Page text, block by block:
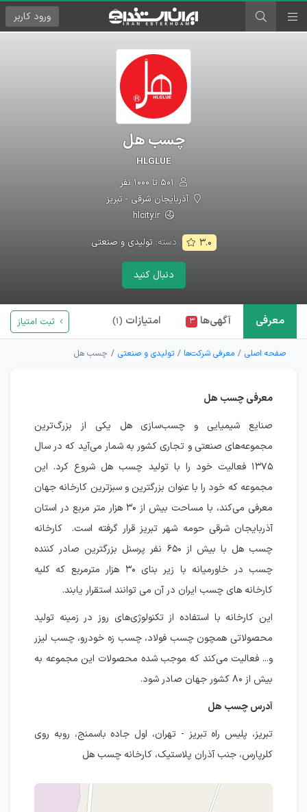
ورود کاربر
چسب هل
HLGLUE
آذربایجان شرقی - تبریز
hlcity.ir
۳.۰ دسته:تولیدی و صنعتی
دنبال کنید
معرفی آگهی‌ها ۳ امتیازات (۱) ثبت امتیاز
صفحه اصلی معرفی شرکت‌ها تولیدی و صنعتی چسب هل
معرفی چسب هل
صنایع شیمیایی و چسب‌سازی هل یکی از بزرگ‌ترین
مجموعه‌های صنعتی و تجاری کشور به شمار می‌آید که در سال
۱۳۷۵ فعالیت خود را با تولید چسب هل شروع کرد. این
مجموعه که خود را با عنوان بزرگترین و سبزترین کارخانه جهان
معرفی می‌کند، با مساحت بیش از ۳۰ هزار متر مربع در استان
آذربایجان شرقی حومه شهر تبریز قرار گرفته است. کارخانه
چسب هل با بیش از ۶۵۰ نفر پرسنل بزرگترین صادر کننده
چسب در خاورمیانه با زیر بنای ۳۰ هزار مترمربع که کلیه
کارخانه های چسب ایران در آن می توانند استقرار یابند.
این کارخانه با استفاده از تکنولوژی‌های روز در زمینه تولید
محصولاتی همچون چسب فولاد، چسب زه خودرو، چسب لیزر
و... فعالیت می‌کند که موجب شده محصولات این مجموعه به
بیش از ۸۰ کشور جهان صادر شود.
آدرس چسب هل
تبریز، پلیس راه تبریز - تهران، اول جاده باسمنج، روبه روی
کلرپارس، جنب آذران پلاستیک، کارخانه چسب هل